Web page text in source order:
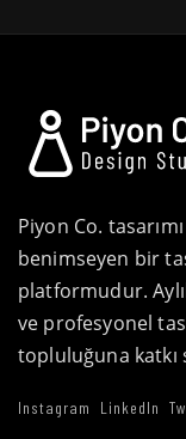
Piyon Co.
benimseyen bir
platformudur.
ve profesyonel
topluluğuna katkı
Instagram LinkedIn